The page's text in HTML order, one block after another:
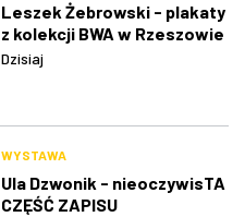
Leszek Żebrowski - plakaty
z kolekcji BWA w Rzeszowie
Dzisiaj
WYSTAWA
Ula Dzwonik - nieoczywisTA
CZĘŚĆ ZAPISU